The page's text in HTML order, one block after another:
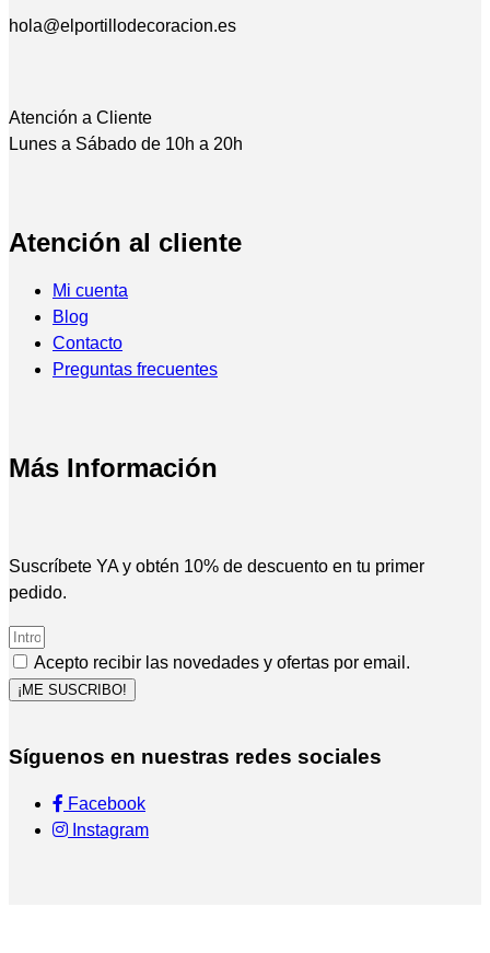
hola@elportillodecoracion.es
Atención a Cliente
Lunes a Sábado de 10h a 20h
Atención al cliente
Mi cuenta
Blog
Contacto
Preguntas frecuentes
Más Información
Suscríbete YA y obtén 10% de descuento en tu primer
pedido.
Acepto recibir las novedades y ofertas por email.
¡ME SUSCRIBO!
Síguenos en nuestras redes sociales
Facebook
Instagram